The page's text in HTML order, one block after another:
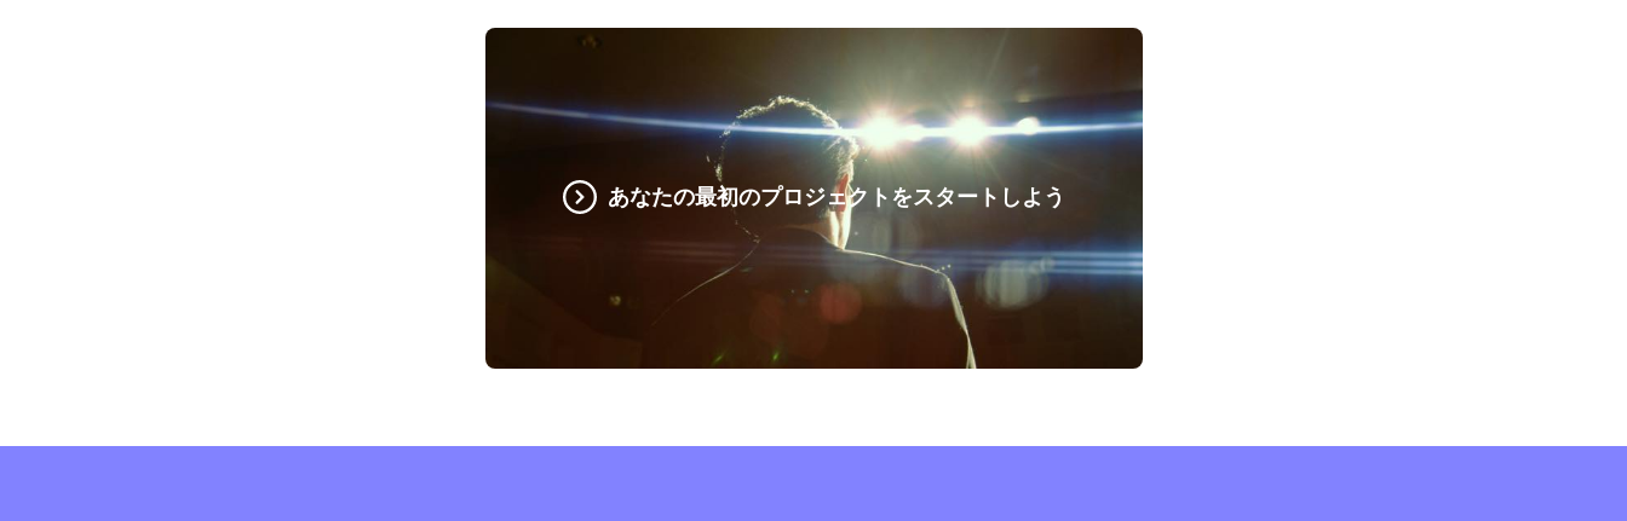
あなたの最初のプロジェクトをスタートしよう